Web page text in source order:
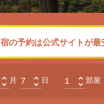
宿の予約は公式サイトが最
月 日 部屋